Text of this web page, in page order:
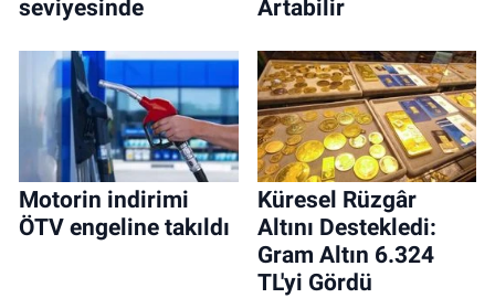
seviyesinde
Artabilir
Motorin indirimi
ÖTV engeline takıldı
Küresel Rüzgâr
Altını Destekledi:
Gram Altın 6.324
TL'yi Gördü